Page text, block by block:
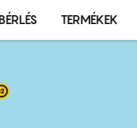
TERMÉKEK